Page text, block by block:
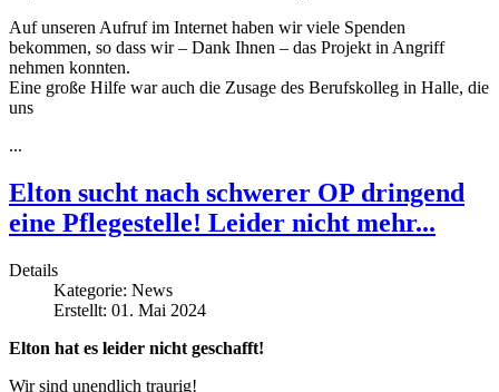
Auf unseren Aufruf im Internet haben wir viele Spenden
bekommen, so dass wir – Dank Ihnen – das Projekt in Angriff
nehmen konnten.
Eine große Hilfe war auch die Zusage des Berufskolleg in Halle, die
uns
...
Elton sucht nach schwerer OP dringend
eine Pflegestelle! Leider nicht mehr...
Details
Kategorie: News
Erstellt: 01. Mai 2024
Elton hat es leider nicht geschafft!
Wir sind unendlich traurig!